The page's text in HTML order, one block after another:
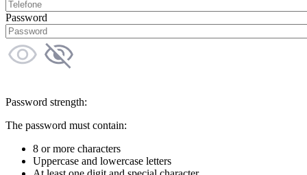
Password
Password strength:
The password must contain:
8 or more characters
Uppercase and lowercase letters